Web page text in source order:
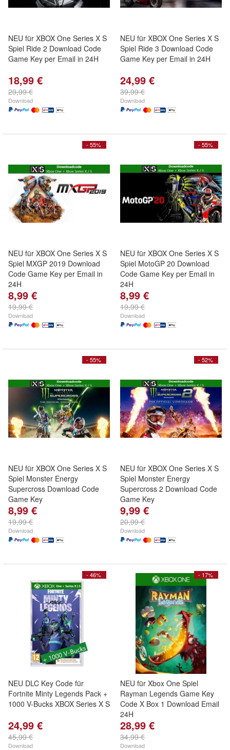
NEU für XBOX One Series X S
Spiel Ride 2 Download Code
Game Key per Email in 24H
18,99 €
29,99 €
Download
NEU für XBOX One Series X S
Spiel Ride 3 Download Code
Game Key per Email in 24H
24,99 €
39,99 €
Download
- 55%
NEU für XBOX One Series X S
Spiel MXGP 2019 Download
Code Game Key per Email in
24H
8,99 €
19,99 €
Download
- 55%
NEU für XBOX One Series X S
Spiel MotoGP 20 Download
Code Game Key per Email in
24H
8,99 €
19,99 €
Download
- 55%
NEU für XBOX One Series X S
Spiel Monster Energy
Supercross Download Code
Game Key
8,99 €
19,99 €
Download
- 52%
NEU für XBOX One Series X S
Spiel Monster Energy
Supercross 2 Download Code
Game Key
9,99 €
20,99 €
Download
- 46%
NEU DLC Key Code für
Fortnite Minty Legends Pack +
1000 V-Bucks XBOX Series X S
24,99 €
45,99 €
Download
- 17%
NEU für Xbox One Spiel
Rayman Legends Game Key
Code X Box 1 Download Email
24H
28,99 €
34,99 €
Download